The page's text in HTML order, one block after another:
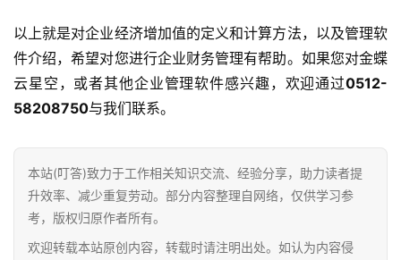
以上就是对企业经济增加值的定义和计算方法，以及管理软
件介绍，希望对您进行企业财务管理有帮助。如果您对金蝶
云星空，或者其他企业管理软件感兴趣，欢迎通过0512-
58208750与我们联系。
本站(叮答)致力于工作相关知识交流、经验分享，助力读者提
升效率、减少重复劳动。部分内容整理自网络，仅供学习参
考，版权归原作者所有。
欢迎转载本站原创内容，转载时请注明出处。如认为内容侵